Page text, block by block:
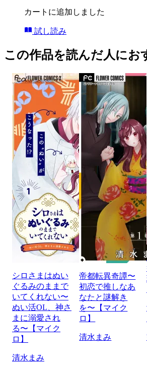
カートに追加しました
試し読み
この作品を読んだ人にお
シロさまはぬい
ぐるみのままで
いてくれない〜
ぬい活OL、神さ
まに溺愛され
る〜【マイク
ロ】
清水まみ
帝都転異奇譚〜
初恋で推しなあ
なたと謎解き
を〜【マイク
ロ】
清水まみ